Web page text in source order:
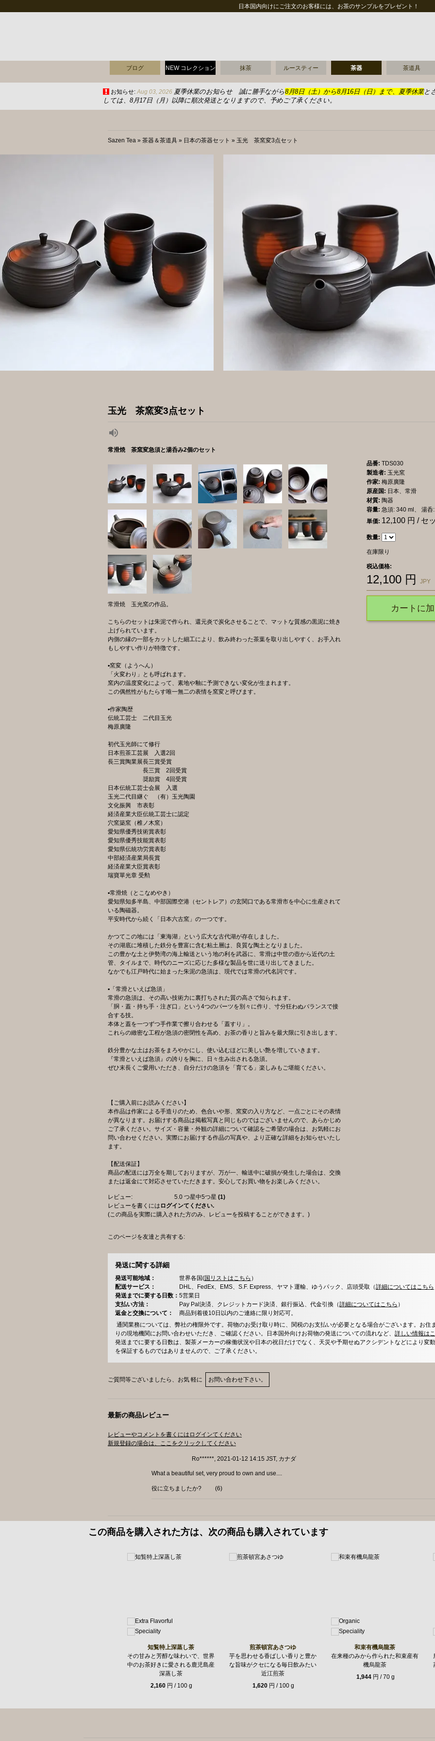
日本国内向けにご注文のお客様には、お茶のサンプルをプレゼント！
ブログ NEW コレクション 抹茶 ルースティー 茶器 茶道具
お知らせ: Aug 03, 2026 夏季休業のお知らせ 誠に勝手ながら8月8日（土）から8月16日（日）まで、夏季休業と
しては、8月17日（月）以降に順次発送となりますので、予めご了承ください。
Sazen Tea » 茶器＆茶道具 » 日本の茶器セット » 玉光 茶窯変3点セット
玉光 茶窯変3点セット
常滑焼 茶窯変急須と湯呑み2個のセット
常滑焼 玉光窯の作品。
こちらのセットは朱泥で作られ、還元炎で炭化させることで、マットな質感の黒泥に焼き
上げられています。
内側の縁の一部をカットした細工により、飲み終わった茶葉を取り出しやすく、お手入れ
もしやすい作りが特徴です。
▪️窯変（ようへん）
「火変わり」とも呼ばれます。
窯内の温度変化によって、素地や釉に予測できない変化が生まれます。
この偶然性がもたらす唯一無二の表情を窯変と呼びます。
▪️作家陶歴
伝統工芸士 二代目玉光
梅原廣隆
初代玉光師にて修行
日本煎茶工芸展 入選2回
長三賞陶業展長三賞受賞
長三賞 2回受賞
奨励賞 4回受賞
日本伝統工芸士会展 入選
玉光二代目継ぐ （有）玉光陶園
文化振興 市表彰
経済産業大臣伝統工芸士に認定
穴窯築窯（椎ノ木窯）
愛知県優秀技術賞表彰
愛知県優秀技能賞表彰
愛知県伝統功労賞表彰
中部経済産業局長賞
経済産業大臣賞表彰
瑞寶單光章 受勲
▪️常滑焼（とこなめやき）
愛知県知多半島、中部国際空港（セントレア）の玄関口である常滑市を中心に生産されて
いる陶磁器。
平安時代から続く「日本六古窯」の一つです。
かつてこの地には「東海湖」という広大な古代湖が存在しました。
その湖底に堆積した鉄分を豊富に含む粘土層は、良質な陶土となりました。
この豊かな土と伊勢湾の海上輸送という地の利を武器に、常滑は中世の壺から近代の土
管、タイルまで、時代のニーズに応じた多様な製品を世に送り出してきました。
なかでも江戸時代に始まった朱泥の急須は、現代では常滑の代名詞です。
▪️「常滑といえば急須」
常滑の急須は、その高い技術力に裏打ちされた質の高さで知られます。
「胴・蓋・持ち手・注ぎ口」という4つのパーツを別々に作り、寸分狂わぬバランスで接
合する技。
本体と蓋を一つずつ手作業で擦り合わせる「蓋すり」。
これらの緻密な工程が急須の密閉性を高め、お茶の香りと旨みを最大限に引き出します。
鉄分豊かな土はお茶をまろやかにし、使い込むほどに美しい艶を増していきます。
『常滑といえば急須』の誇りを胸に、日々生み出される急須。
ぜひ末長くご愛用いただき、自分だけの急須を「育てる」楽しみもご堪能ください。
【ご購入前にお読みください】
本作品は作家による手造りのため、色合いや形、窯変の入り方など、一点ごとにその表情
が異なります。お届けする商品は掲載写真と同じものではございませんので、あらかじめ
ご了承ください。サイズ・容量・外観の詳細について確認をご希望の場合は、お気軽にお
問い合わせください。実際にお届けする作品の写真や、より正確な詳細をお知らせいたし
ます。
【配送保証】
商品の配送には万全を期しておりますが、万が一、輸送中に破損が発生した場合は、交換
または返金にて対応させていただきます。安心してお買い物をお楽しみください。
レビュー: 5.0 つ星中5つ星 (1)
レビューを書くには ログインてください.
(この商品を実際に購入された方のみ、レビューを投稿することができます。)
このページを友達と共有する:
品番: TDS030
製造者: 玉光窯
作家: 梅原廣隆
原産国: 日本、常滑
材質: 陶器
容量: 急須: 340 ml、 湯呑
単価: 12,100 円 / セ
数量:
在庫限り
税込価格:
12,100 円 JPY
カートに
発送に関する詳細
発送可能地域： 世界各国(国リストはこちら ）
配送サービス：
DHL、FedEx、EMS、S.F. Express、ヤマト運輸、ゆうパック、店頭受取（詳細についてはこちら
発送までに要する日数： 5営業日
支払い方法：
Pay Pal決済、クレジットカード決済、銀行振込、代金引換（詳細についてはこちら ）
返金と交換について：
商品到着後10日以内のご連絡に限り対応可。
通関業務については、弊社の権限外です。荷物のお受け取り時に、関税のお支払いが必要となる場合がございます。お住
りの現地機関にお問い合わせいただき、ご確認ください。日本国外向けお荷物の発送についての流れなど、 詳しい情報は
発送までに要する日数は、製茶メーカーの稼働状況や日本の祝日だけでなく、天災や予期せぬアクシデントなどにより変
を保証するものではありませんので、ご了承ください。
ご質問等ございましたら、お気 軽に お問い合わせ下さい。
最新の商品レビュー
レビューやコメントを書くにはログインてください
新規登録の場合は、ここをクリックしてください
Ro******, 2021-01-12 14:15 JST, カナダ
What a beautiful set, very proud to own and use....
役に立ちましたか? (6)
この商品を購入された方は、次の商品も購入されています
知覧特上深蒸し茶
その甘みと芳醇な味わいで、世界
中のお茶好きに愛される鹿児島産
深蒸し茶
2,160 円 / 100 g
煎茶頓宮あさつゆ
芋を思わせる香ばしい香りと豊か
な旨味がクセになる毎日飲みたい
近江煎茶
1,620 円 / 100 g
和束有機烏龍茶
在来種のみから作られた和束産有
機烏龍茶
1,944円 / 70 g